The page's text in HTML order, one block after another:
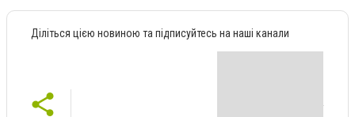
Діліться цією новиною та підписуйтесь на наші канали